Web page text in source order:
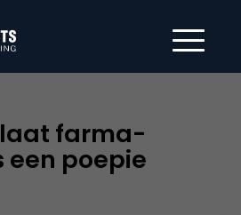
laat farma-
poepie